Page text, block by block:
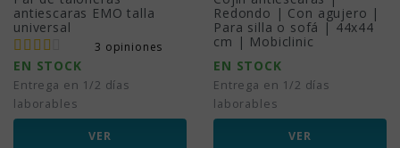
antiescaras EMO talla
universal
3 opiniones
EN STOCK
Entrega en 1/2 días
laborables
VER
Redondo | Con agujero |
Para silla o sofá | 44x44
cm | Mobiclinic
EN STOCK
Entrega en 1/2 días
laborables
VER